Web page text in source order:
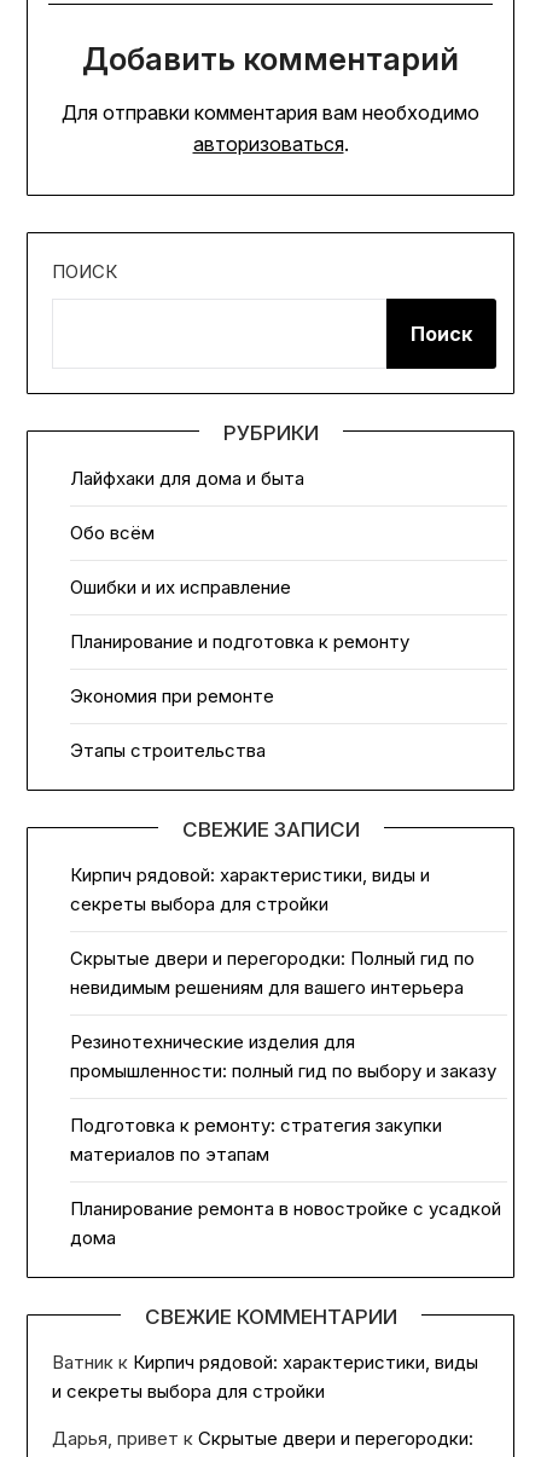
Добавить комментарий
Для отправки комментария вам необходимо
авторизоваться.
ПОИСК
Поиск
РУБРИКИ
Лайфхаки для дома и быта
Обо всём
Ошибки и их исправление
Планирование и подготовка к ремонту
Экономия при ремонте
Этапы строительства
СВЕЖИЕ ЗАПИСИ
Кирпич рядовой: характеристики, виды и
секреты выбора для стройки
Скрытые двери и перегородки: Полный гид по
невидимым решениям для вашего интерьера
Резинотехнические изделия для
промышленности: полный гид по выбору и заказу
Подготовка к ремонту: стратегия закупки
материалов по этапам
Планирование ремонта в новостройке с усадкой
дома
СВЕЖИЕ КОММЕНТАРИИ
Ватник к Кирпич рядовой: характеристики, виды
и секреты выбора для стройки
Дарья, привет кСкрытые двери и перегородки: